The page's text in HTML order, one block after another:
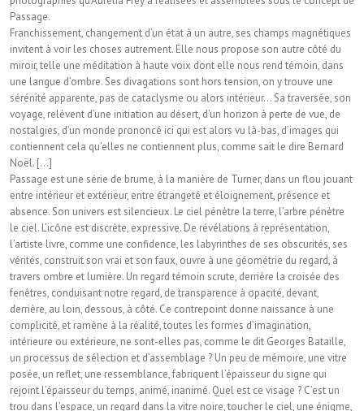
Passage.
Franchissement, changement d’un état à un autre, ses champs magnétiques
invitent à voir les choses autrement. Elle nous propose son autre côté du
miroir, telle une méditation à haute voix dont elle nous rend témoin, dans
une lan­gue d’ombre. Ses divagations sont hors tension, on y trouve une
sérénité apparente, pas de ca­taclysme ou alors intérieur… Sa traversée, son
voyage, relèvent d’une initiation au désert, d’un horizon à perte de vue, de
nostalgies, d’un mon­de prononcé ici qui est alors vu là-bas, d’images qui
contiennent cela qu’elles ne contiennent plus, comme sait le dire Bernard
Noël. […]
Passage est une série de brume, à la manière de Turner, dans un flou jouant
entre intérieur et ex­térieur, entre étrangeté et éloignement, présence et
absence. Son univers est silencieux. Le ciel pénètre la terre, l’arbre pénètre
le ciel. L’icône est discrète, expressive. De révélations à représentation,
l’artiste livre, comme une confidence, les labyrinthes de ses obscurités, ses
vérités, construit son vrai et son faux, ouvre à une géométrie du regard, à
travers ombre et lumière. Un regard témoin scrute, derrière la croi­sée des
fenêtres, conduisant notre regard, de transparence à opacité, devant,
derrière, au loin, dessous, à côté. Ce contrepoint donne naissance à une
complicité, et ramène à la réalité, toutes les formes d’imagination,
intérieure ou extérieure, ne sont-elles pas, comme le dit Georges Bataille,
un processus de sélection et d’assemblage ? Un peu de mémoire, une vitre
posée, un reflet, une ressemblance, fabriquent l’épaisseur du si­gne qui
rejoint l’épaisseur du temps, animé, ina­nimé. Quel est ce visage ? C’est un
trou dans l’espace, un regard dans la vitre noire, toucher le ciel, une énigme,